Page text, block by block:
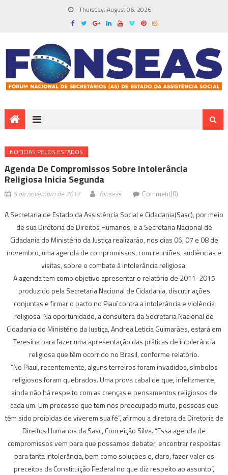
Thursday, August 06, 2026
NOTICIAS PELOS ESTADOS
Agenda De Compromissos Sobre Intolerância
Religiosa Inicia Segunda
5 de novembro de 2017 fonseas Comment(0)
A Secretaria de Estado da Assistência Social e Cidadania(Sasc), por meio
de sua Diretoria de Direitos Humanos, e a Secretaria Nacional de
Cidadania do Ministério da Justiça realizarão, nos dias 06, 07 e 08 de
novembro, uma agenda de compromissos, com reuniões, audiências e
visitas, sobre o combate à intolerância religiosa.
A agenda tem como objetivo apresentar o relatório de 2011-2015
produzido pela Secretaria Nacional de Cidadania, discutir ações
conjuntas e firmar o pacto no Piauí contra a intolerância e violência
religiosa. Na oportunidade, a consultora da Secretaria Nacional de
Cidadania do Ministério da Justiça, Andrea Leticia Guimarães, estará em
Teresina para fazer uma apresentação das práticas de intolerância
religiosa que têm ocorrido no Brasil, conforme relatório.
“No Piauí, recentemente, alguns terreiros foram invadidos, símbolos
religiosos foram quebrados. Uma prova cabal de que, infelizmente,
ainda não há respeito com as crenças e pensamentos religiosos de
cada um. Um processo que tem nos preocupado muito, pessoas que
têm sido proibidas de viverem sua fé”, afirmou a diretora da Diretoria de
Direitos Humanos da Sasc, Conceição Silva. “Essa agenda de
compromissos vem para que possamos debater, encontrar respostas
para tanta intolerância, bem como soluções e, claro, fazer valer os
preceitos da Constituição Federal no que diz respeito ao assunto”,